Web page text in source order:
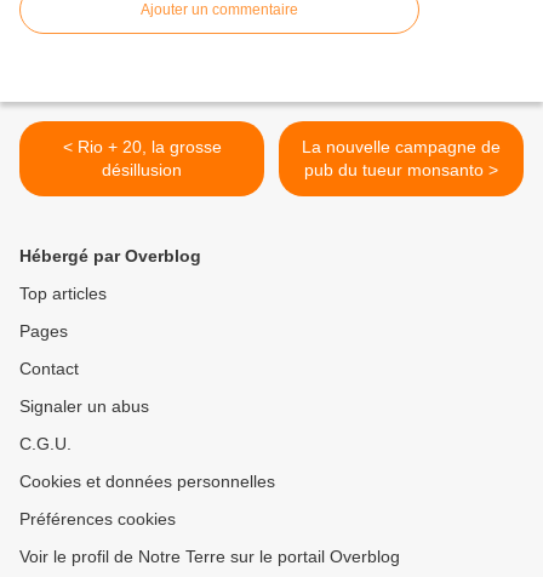
Ajouter un commentaire
< Rio + 20, la grosse
désillusion
La nouvelle campagne de
pub du tueur monsanto >
Hébergé par Overblog
Top articles
Pages
Contact
Signaler un abus
C.G.U.
Cookies et données personnelles
Préférences cookies
Voir le profil de Notre Terre sur le portail Overblog